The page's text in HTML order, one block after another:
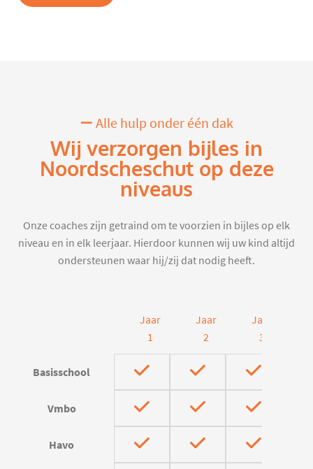
Alle hulp onder één dak
Wij verzorgen bijles in
Noordscheschut op deze
niveaus
Onze coaches zijn getraind om te voorzien in bijles op elk
niveau en in elk leerjaar. Hierdoor kunnen wij uw kind altijd
ondersteunen waar hij/zij dat nodig heeft.
Jaar
1
Jaar
2
Jaar
3
Basisschool
Vmbo
Havo